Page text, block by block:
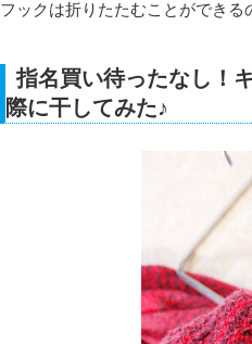
フックは折りたたむことができる
指名買い待ったなし！
際に干してみた♪